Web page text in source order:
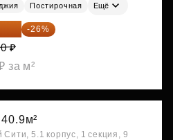
Постирочная Ещё
₽ -26%
₽
за м²
40.9м²
5.1 корпус, 1 секция, 9